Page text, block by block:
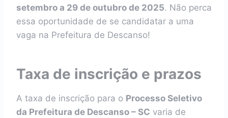
setembro a 29 de outubro de 2025. Não perca
essa oportunidade de se candidatar a uma
vaga na Prefeitura de Descanso!
Taxa de inscrição e prazos
A taxa de inscrição para o Processo Seletivo
da Prefeitura de Descanso – SC varia de